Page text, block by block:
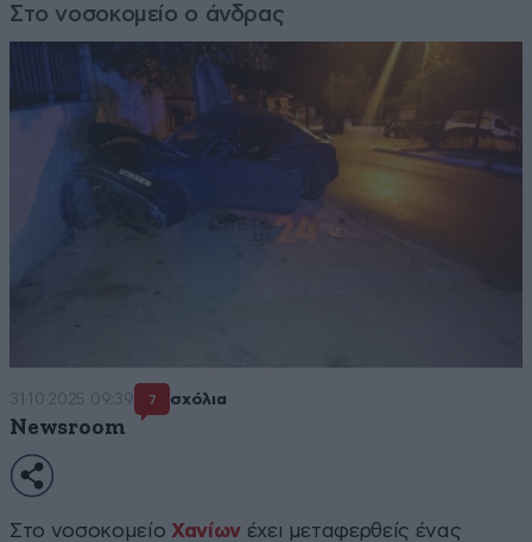
Στο νοσοκομείο ο άνδρας
31·10·2025 09:39 7 σχόλια
Newsroom
Στο νοσοκομείο Χανίων έχει μεταφερθείς ένας